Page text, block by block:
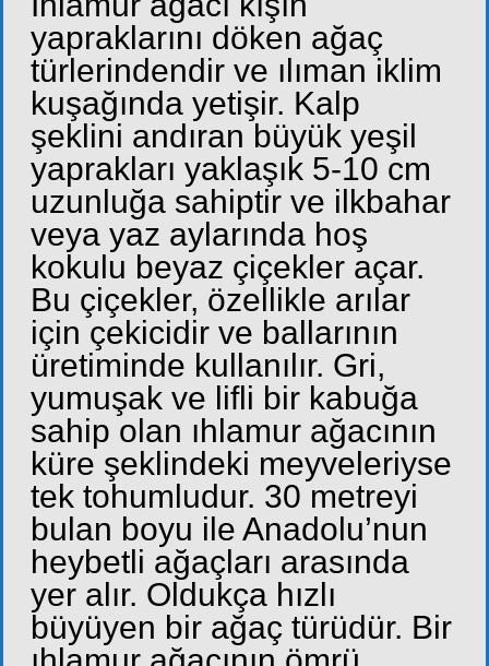
yapraklarını döken ağaç
türlerindendir ve ılıman iklim
kuşağında yetişir. Kalp
şeklini andıran büyük yeşil
yaprakları yaklaşık 5-10 cm
uzunluğa sahiptir ve ilkbahar
veya yaz aylarında hoş
kokulu beyaz çiçekler açar.
Bu çiçekler, özellikle arılar
için çekicidir ve ballarının
üretiminde kullanılır. Gri,
yumuşak ve lifli bir kabuğa
sahip olan ıhlamur ağacının
küre şeklindeki meyveleriyse
tek tohumludur. 30 metreyi
bulan boyu ile Anadolu’nun
heybetli ağaçları arasında
yer alır. Oldukça hızlı
büyüyen bir ağaç türüdür. Bir